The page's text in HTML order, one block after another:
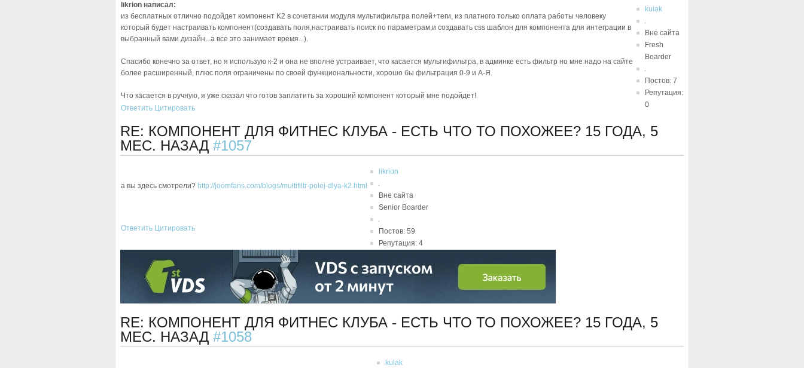
likrion написал:
из бесплатных отлично подойдет компонент K2 в сочетании модуля мультифильтра полей+теги, из платного только оплата работы человеку
который будет настраивать компонент(создавать поля,настраивать поиск по параметрам,и создавать css шаблон для компонента для интеграции в
выбранный вами дизайн...а все это занимает время...).
Спасибо конечно за ответ, но я использую к-2 и она не вполне устраивает, что касается мультифильтра, в админке есть фильтр но мне надо на сайте
более расширенный, плюс поля ограничены по своей функциональности, хорошо бы фильтрация 0-9 и А-Я.
Что касается в ручную, я уже сказал что готов заплатить за хороший компонент который мне подойдет!
kulak
Вне сайта
Fresh
Boarder
Постов: 7
Репутация:
0
Ответить Цитировать
RE: КОМПОНЕНТ ДЛЯ ФИТНЕС КЛУБА - ЕСТЬ ЧТО ТО ПОХОЖЕЕ? 15 ГОДА, 5
МЕС. НАЗАД #1057
а вы здесь смотрели? http://joomfans.com/blogs/multifiltr-polej-dlya-k2.html
likrion
Вне сайта
Senior Boarder
Постов: 59
Репутация: 4
Ответить Цитировать
RE: КОМПОНЕНТ ДЛЯ ФИТНЕС КЛУБА - ЕСТЬ ЧТО ТО ПОХОЖЕЕ? 15 ГОДА, 5
МЕС. НАЗАД #1058
kulak